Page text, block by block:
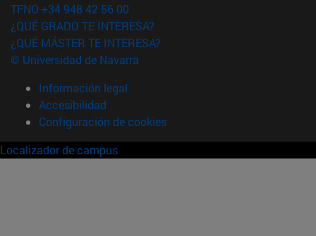
TFNO +34 948 42 56 00
¿QUÉ GRADO TE INTERESA?
¿QUÉ MÁSTER TE INTERESA?
© Universidad de Navarra
Información legal
Accesibilidad
Configuración de cookies
Localizador de campus